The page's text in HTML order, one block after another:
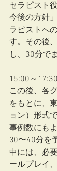
セラピスト
今後の方針
ラピストへ
す。その後
し、30分で
15:00～
この後、各
をもとに、
ョン）形式
事例数にも
30〜40分を
中には、必
ールプレイ